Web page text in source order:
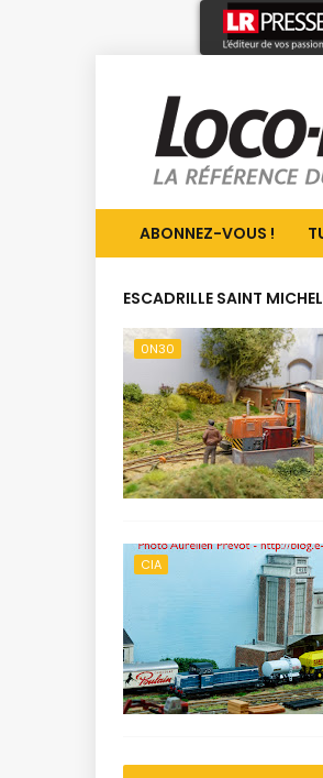
ABONNEZ-VOUS !
ESCADRILLE SAINT MICHEL
0N30
CIA